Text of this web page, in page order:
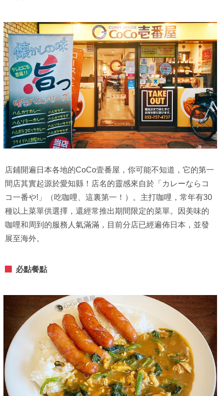
店鋪開遍日本各地的CoCo壹番屋，你可能不知道，它的第一
間店其實起源於愛知縣！店名的靈感來自於「カレーならコ
コ一番や!」（吃咖哩、這裏第一！）。主打咖哩，常年有30
種以上菜單供選擇，還經常推出期間限定的菜單。因美味的
咖哩和周到的服務人氣滿滿，目前分店已經遍佈日本，並發
展至海外。
必點餐點